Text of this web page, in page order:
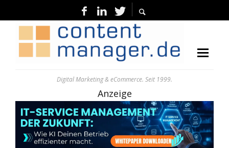
Digital Marketing & eCommerce. Seit 1999.
Anzeige